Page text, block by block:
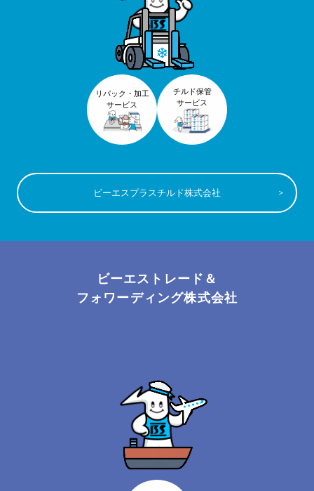
リパック・加工
サービス
チルド保管
サービス
ビーエスプラスチルド株式会社
ビーエストレード＆
フォワーディング株式会社